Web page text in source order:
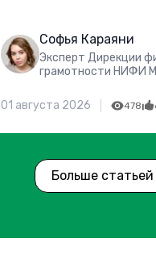
Софья Караяни
Эксперт Дирекции
грамотности НИФИ
01 августа 2026 478
Больше